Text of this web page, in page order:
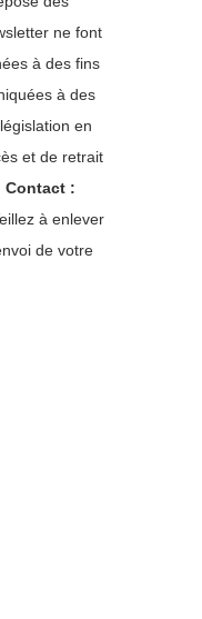
ne font
à des fins
à des
en
et de retrait
Contact :
à enlever
de votre